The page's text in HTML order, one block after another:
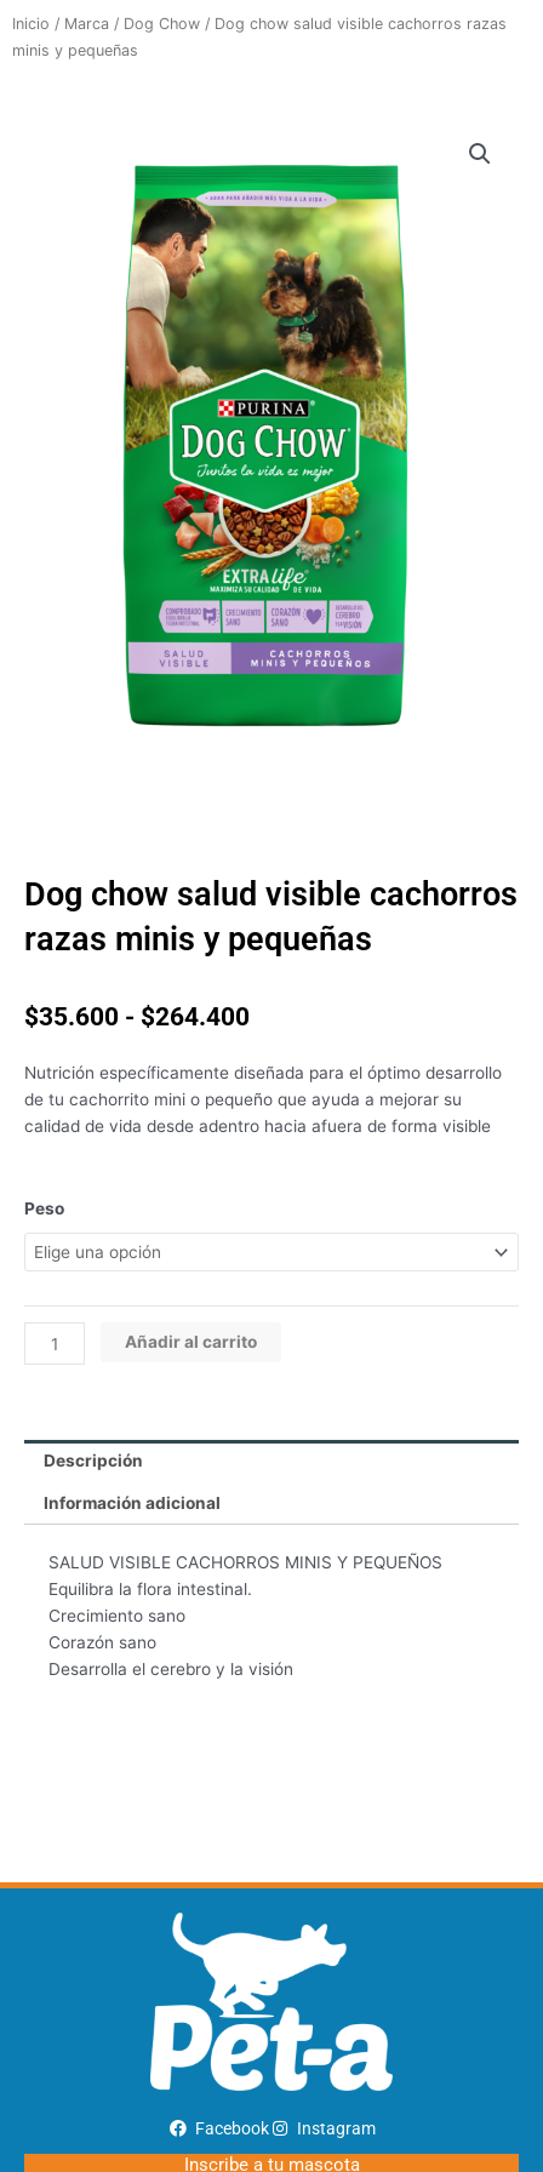
Inicio / Marca / Dog Chow / Dog chow salud visible cachorros razas
minis y pequeñas
Dog chow salud visible cachorros
razas minis y pequeñas
$35.600 - $264.400
precios:
desde
$35.600
Nutrición específicamente diseñada para el óptimo desarrollo
de tu cachorrito mini o pequeño que ayuda a mejorar su
calidad de vida desde adentro hacia afuera de forma visible
Peso
Dog
chow
salud
cachorros
razas
minis
cantidad
Añadir al carrito
Descripción
Información adicional
SALUD VISIBLE CACHORROS MINIS Y PEQUEÑOS
Equilibra la flora intestinal.
Crecimiento sano
Corazón sano
Desarrolla el cerebro y la visión
Facebook Instagram
Inscribe a tu mascota